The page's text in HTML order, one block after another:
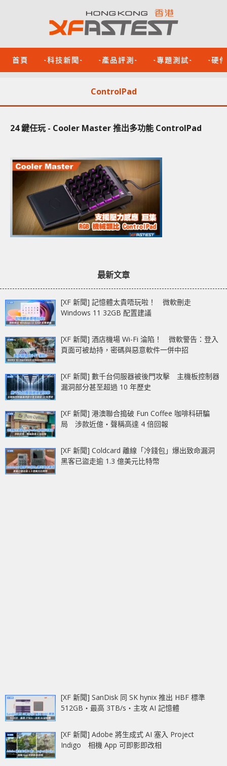
首頁 -科技新聞- -產品評測- -專題測試- -硬
ControlPad
24 鍵任玩 - Cooler Master 推出多功能 ControlPad
最新文章
[XF 新聞] 記憶體太貴唔玩啦！ 微軟刪走
Windows 11 32GB 配置建議
[XF 新聞] 酒店機場 Wi-Fi 淪陷！ 微軟警告：登入
頁面可被劫持，密碼與惡意軟件一併中招
[XF 新聞] 數千台伺服器被後門攻擊 主機板控制器
漏洞部分甚至超過 10 年歷史
[XF 新聞] 港澳聯合搗破 Fun Coffee 咖啡科研騙
局 涉款近億‧聲稱高達 4 倍回報
[XF 新聞] Coldcard 離線「冷錢包」爆出致命漏洞
黑客已盜走逾 1.3 億美元比特幣
[XF 新聞] SanDisk 同 SK hynix 推出 HBF 標準
512GB‧最高 3TB/s‧主攻 AI 記憶體
[XF 新聞] Adobe 將生成式 AI 塞入 Project
Indigo 相機 App 可即影即改相